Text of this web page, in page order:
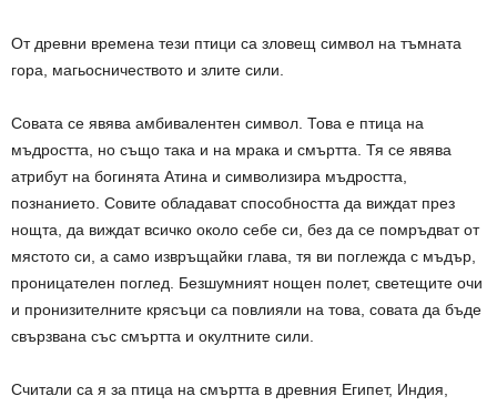
От древни времена тези птици са зловещ символ на тъмната
гора, магьосничеството и злите сили.
Совата се явява амбивалентен символ. Това е птица на
мъдростта, но също така и на мрака и смъртта. Тя се явява
атрибут на богинята Атина и символизира мъдростта,
познанието. Совите обладават способността да виждат през
нощта, да виждат всичко около себе си, без да се помръдват от
мястото си, а само извръщайки глава, тя ви поглежда с мъдър,
проницателен поглед. Безшумният нощен полет, светещите очи
и пронизителните крясъци са повлияли на това, совата да бъде
свързвана със смъртта и окултните сили.
Считали са я за птица на смъртта в древния Египет, Индия,